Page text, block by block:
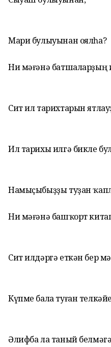
Мари булыуынан оялһа?
Ни мәғәнә батшаларҙың
Сит ил тарихтарын
Ил тарихы илгә бикле
Намыҫыбыҙҙы туҙан
Ни мәғәнә башҡорт
Сит илдәргә еткән бер
Күпме бала туған
Әлифба ла таный